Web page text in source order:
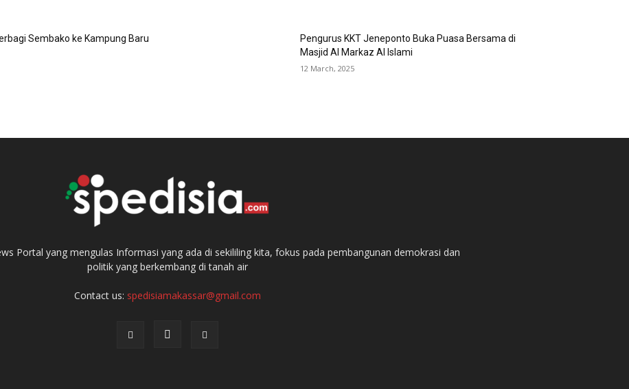
Sembako ke Kampung Baru
Pengurus KKT Jeneponto Buka Puasa Bersama di
Masjid Al Markaz Al Islami
12 March, 2025
Portal yang mengulas Informasi yang ada di sekililing kita, fokus pada pembangunan demokrasi dan
politik yang berkembang di tanah air
Contact us: spedisiamakassar@gmail.com